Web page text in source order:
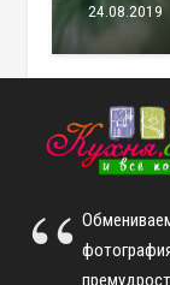
24.08.2019